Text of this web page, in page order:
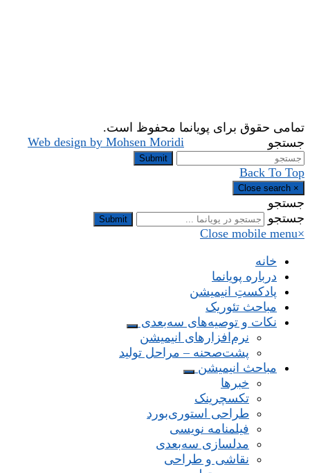
تمامی حقوق برای پویانما محفوظ است.
Web design by Mohsen Moridi
جستجو
Submit
Back To Top
×
Close search
جستجو
جستجو
Submit
×
Close mobile menu
خانه
درباره پویانما
پادکستِ انیمیشن
مباحث تئوریک
نکات و توصیه‌های‌ سه‌بعدی
نرم‌افزارهای انیمیشن
پشت‌صحنه – مراحل تولید
مباحث انیمیشن
خبرها
تکسچرینک
طراحی استوری‌بورد
فیلمنامه نویسی
مدلسازی سه‌بعدی
نقاشی و طراحی